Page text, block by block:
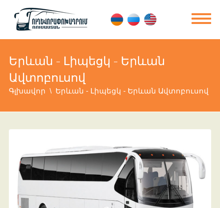
Երևան - Լիպեցկ - Երևան
Ավտոբուսով
Գլխավոր Երևան - Լիպեցկ - Երևան Ավտոբուսով